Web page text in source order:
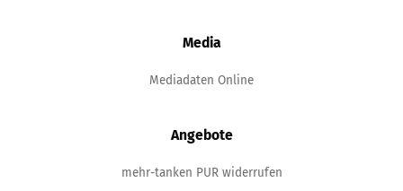
Media
Mediadaten Online
Angebote
mehr-tanken PUR widerrufen